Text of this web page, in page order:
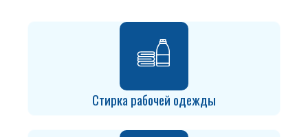
Стирка рабочей одежды